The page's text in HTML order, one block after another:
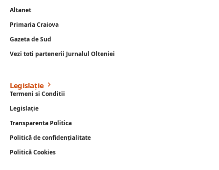
Altanet
Primaria Craiova
Gazeta de Sud
Vezi toti partenerii Jurnalul Olteniei
Legislație
Termeni si Conditii
Legislație
Transparenta Politica
Politică de confidențialitate
Politică Cookies